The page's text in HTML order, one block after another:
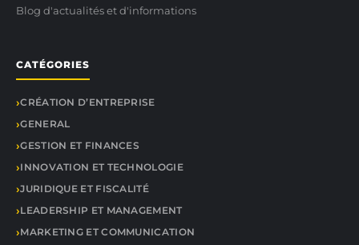
Blog d'actualités et d'informations
CATÉGORIES
CRÉATION D’ENTREPRISE
GENERAL
GESTION ET FINANCES
INNOVATION ET TECHNOLOGIE
JURIDIQUE ET FISCALITÉ
LEADERSHIP ET MANAGEMENT
MARKETING ET COMMUNICATION